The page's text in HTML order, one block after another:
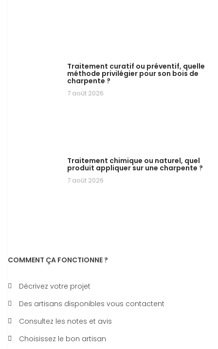
Traitement curatif ou préventif, quelle
méthode privilégier pour son bois de
charpente ?
7 août 2026
Traitement chimique ou naturel, quel
produit appliquer sur une charpente ?
7 août 2026
COMMENT ÇA FONCTIONNE ?
Décrivez votre projet
Des artisans disponibles vous contactent
Consultez les notes et avis
Choisissez le bon artisan